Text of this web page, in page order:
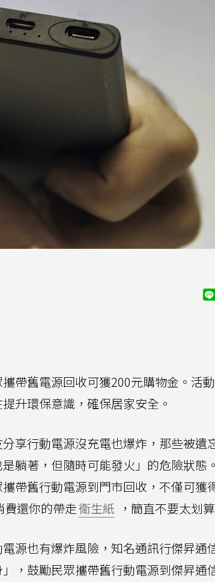
帶舊電源回收可獲200元購物金。活
升環保意識，確保居家安全。
享行動電源沒充電也爆炸，那些被遺
躺著，但隨時可能發火」的危險狀態
帶舊行動電源到門市回收，不僅可獲
費還你的帶走衛生紙 ，簡直不要太划算
源也有爆炸風險，知名通訊行傑昇通
，鼓勵民眾攜帶舊行動電源到傑昇通